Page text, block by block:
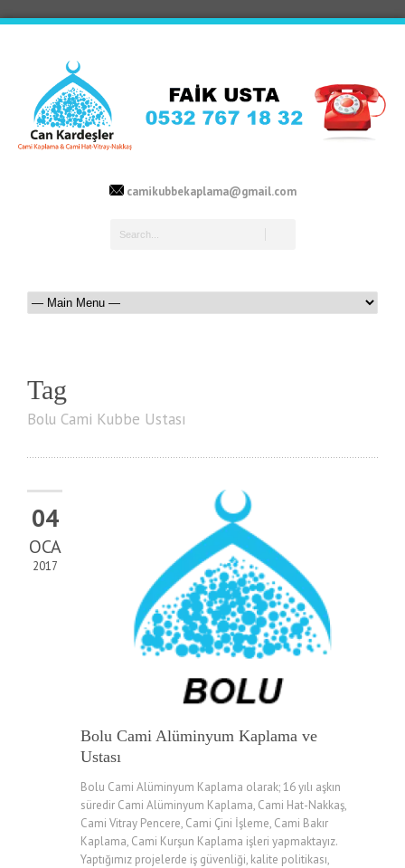
camikubbekaplama@gmail.com
Tag
Bolu Cami Kubbe Ustası
04
OCA
2017
Bolu Cami Alüminyum Kaplama ve
Ustası
Bolu Cami Alüminyum Kaplama olarak; 16 yılı aşkın
süredir Cami Alüminyum Kaplama, Cami Hat-Nakkaş,
Cami Vitray Pencere, Cami Çini İşleme, Cami Bakır
Kaplama, Cami Kurşun Kaplama işleri yapmaktayız.
Yaptığımız projelerde iş güvenliği, kalite politikası,